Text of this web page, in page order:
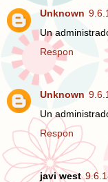
Unknown
Un
Respon
Unknown
Un
Respon
javi west